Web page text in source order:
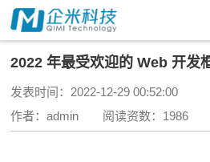
2022 年最受欢迎的 Web 开发
发表时间：2022-12-29 00:52:00
作者：admin 阅读资数：1986